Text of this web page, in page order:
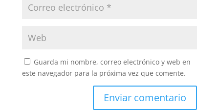
Guarda mi nombre, correo electrónico y web en
este navegador para la próxima vez que comente.